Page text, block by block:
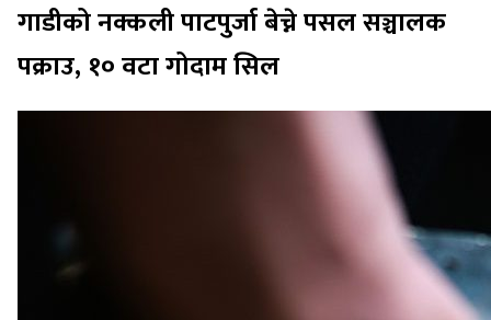
गाडीको नक्कली पाटपुर्जा बेच्ने पसल सञ्चालक
पक्राउ, १० वटा गोदाम सिल